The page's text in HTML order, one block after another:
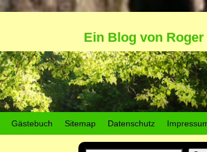
Ein Blog von Roger
Gästebuch Sitemap Datenschutz